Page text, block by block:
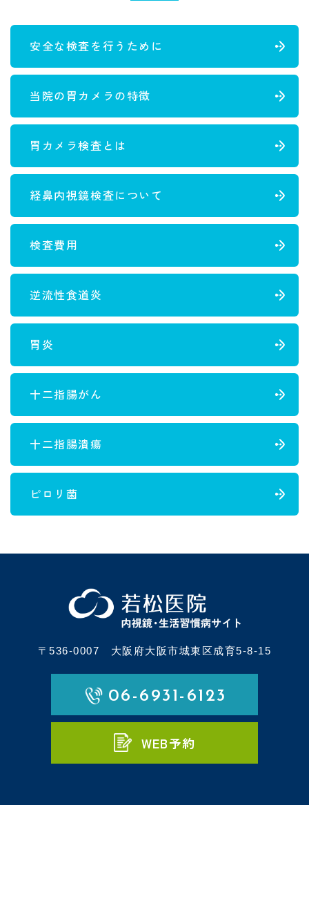
安全な検査を行うために
当院の胃カメラの特徴
胃カメラ検査とは
経鼻内視鏡検査について
検査費用
逆流性食道炎
胃炎
十二指腸がん
十二指腸潰瘍
ピロリ菌
〒536-0007 大阪府大阪市城東区成育5-8-15
06-6931-6123
WEB予約